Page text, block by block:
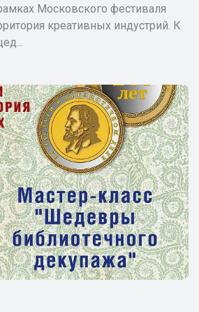
Московского фестиваля
креативных индустрий. К